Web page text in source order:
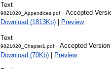
Text
9821020_Appendices.pdf - Accepted
Download (1813Kb) | Preview
Text
9821020_Chapter1.pdf - Accepted Version
Download (70Kb) | Preview